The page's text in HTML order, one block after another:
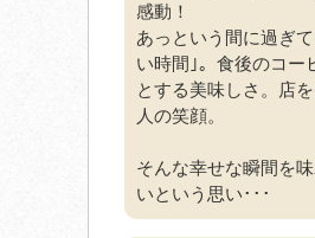
感動！
あっという間に過ぎ
い時間｣。食後のコー
とする美味しさ。店
人の笑顔。
そんな幸せな瞬間を
いという思い･･･